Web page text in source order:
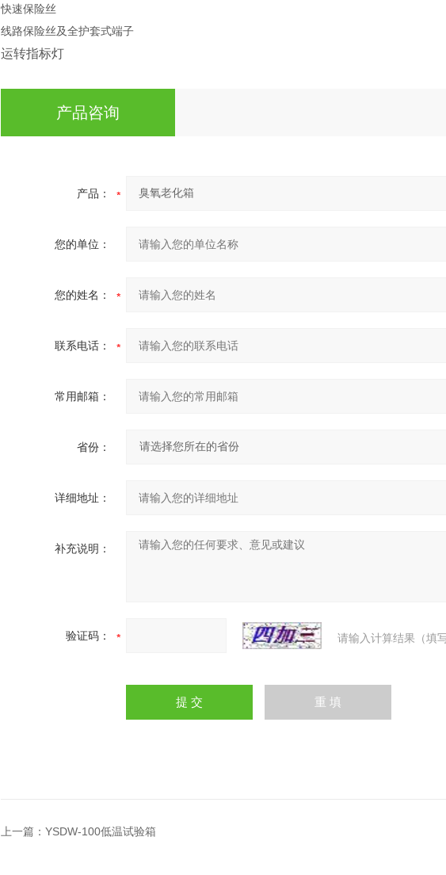
快速保险丝
线路保险丝及全护套式端子
运转指标灯
产品咨询
产品：
您的单位：
您的姓名：
联系电话：
常用邮箱：
省份：
详细地址：
补充说明：
验证码： 请输入计算结果（填
上一篇： YSDW-100低温试验箱